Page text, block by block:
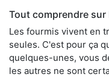
Tout comprendre
Les fourmis vivent en
seules. C'est pour ça
quelques-unes, vous
les autres ne sont